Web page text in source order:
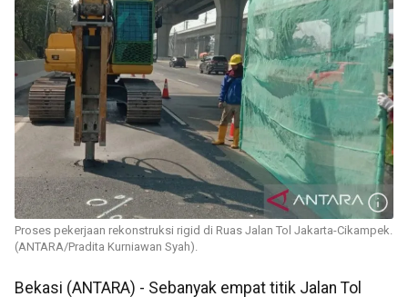
Proses pekerjaan rekonstruksi rigid di Ruas Jalan Tol Jakarta-Cikampek.
(ANTARA/Pradita Kurniawan Syah).
Bekasi (ANTARA) - Sebanyak empat titik Jalan Tol